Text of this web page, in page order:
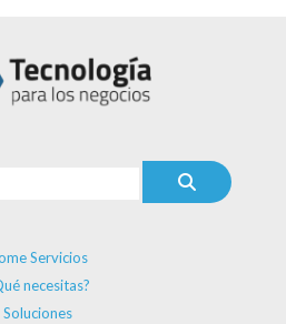
Servicios
necesitas?
Soluciones